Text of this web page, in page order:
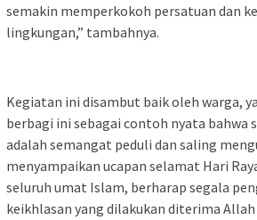
semakin memperkokoh persatuan dan
lingkungan,” tambahnya.
‎Kegiatan ini disambut baik oleh warga,
berbagi ini sebagai contoh nyata bahwa
adalah semangat peduli dan saling
menyampaikan ucapan selamat Hari
seluruh umat Islam, berharap segala
keikhlasan yang dilakukan diterima